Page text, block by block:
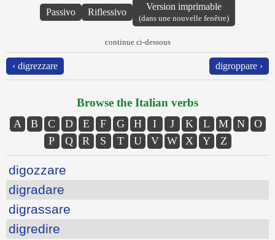
Passivo Riflessivo
Version imprimable
(dans une nouvelle fenêtre)
continue ci-dessous
‹ digrezzare digroppare ›
Browse the Italian verbs
A B C D E F G H I J K L M N
O
P
Q R S T U V W X Y Z
digozzare
digradare
digrassare
digredire